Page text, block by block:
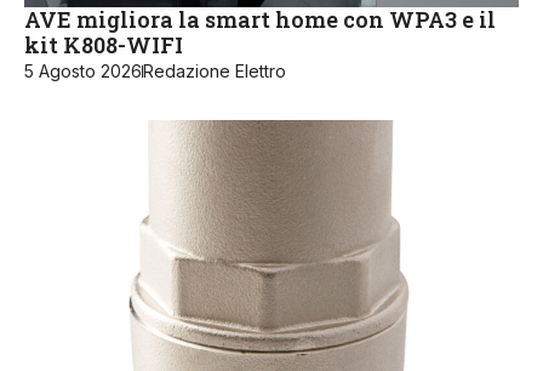
AVE migliora la smart home con WPA3 e il
kit K808-WIFI
5 Agosto 2026Redazione Elettro